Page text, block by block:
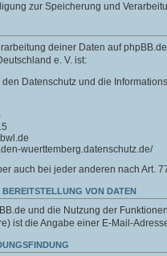
zur Speicherung und
deiner Daten auf
e. V. ist:
Datenschutz und die
wuerttemberg.datenschutz.de/
auch bei jeder anderen nach Art.
VON DATEN
und die Nutzung der
ist die Angabe einer E-Mail-